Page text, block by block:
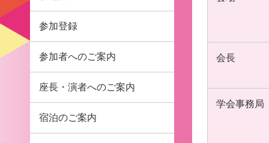
参加登録
参加者へのご案内
座長・演者へのご案内
宿泊のご案内
会長
学会事務局